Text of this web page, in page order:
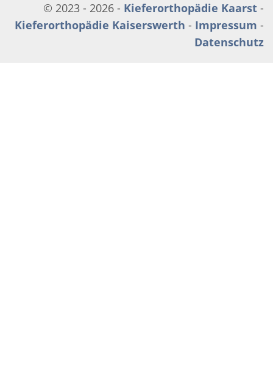
© 2023 - 2026 - Kieferorthopädie Kaarst -
Kieferorthopädie Kaiserswerth - Impressum -
Datenschutz